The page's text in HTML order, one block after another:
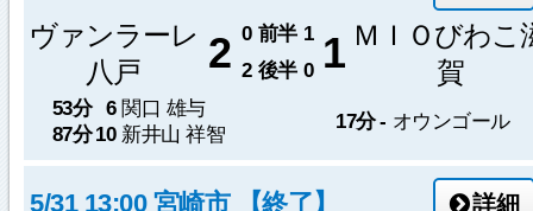
ヴァンラーレ
八戸
2 0 前半 1 1 ＭＩＯびわこ
賀
2 後半 0
53分
6 関口 雄与
87分 10 新井山 祥智
17分- オウンゴール
5/31 13:00 宮崎市 【終了】 詳細